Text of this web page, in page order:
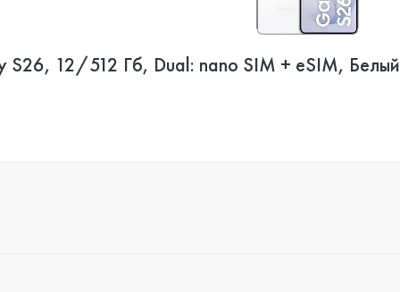
S26, 12/512 Гб, Dual: nano SIM + eSIM, Белый